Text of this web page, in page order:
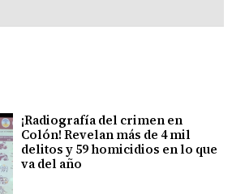
¡Radiografía del crimen en
Colón! Revelan más de 4 mil
delitos y 59 homicidios en lo que
va del año